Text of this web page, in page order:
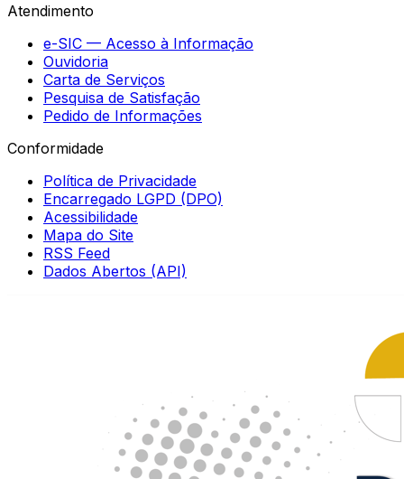
Atendimento
e-SIC — Acesso à Informação
Ouvidoria
Carta de Serviços
Pesquisa de Satisfação
Pedido de Informações
Conformidade
Política de Privacidade
Encarregado LGPD (DPO)
Acessibilidade
Mapa do Site
RSS Feed
Dados Abertos (API)